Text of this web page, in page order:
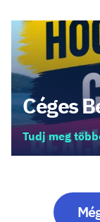
Céges
Tudj meg